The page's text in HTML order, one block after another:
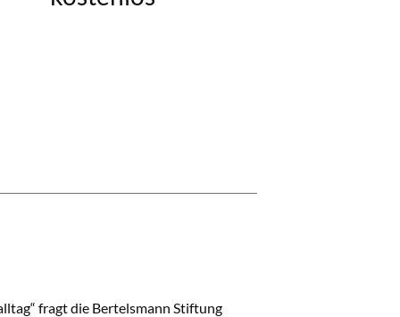
fragt die Bertelsmann Stiftung